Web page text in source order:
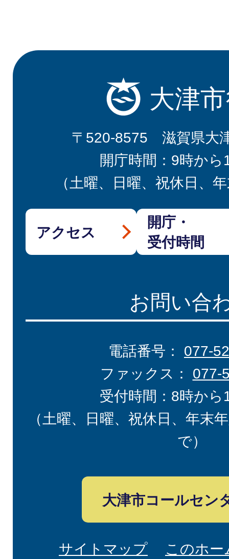
大津
〒520-8575 滋賀県大
開庁時間：9時から
（土曜、日曜、祝休日、
アクセス
開庁・
受付時間
お問い合
電話番号： 077-
ファックス： 077-
受付時間：8時から
（土曜、日曜、祝休日、年末
で）
大津市コールセン
サイトマップ このホ